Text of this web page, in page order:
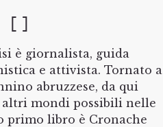
[ ]
è giornalista, guida
e attivista. Tornato a
abruzzese, da qui
altri mondi possibili nelle
primo libro è Cronache